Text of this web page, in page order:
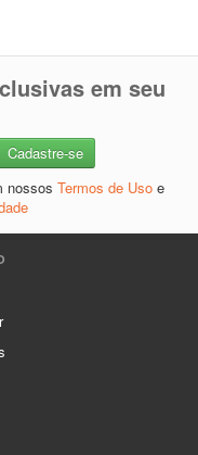
em seu
nossos Termos de Uso e